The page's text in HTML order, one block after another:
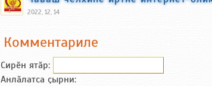
2022, 12, 14
Комментариле
Сирӗн ятӑp:
Анлӑлатса ҫырни: